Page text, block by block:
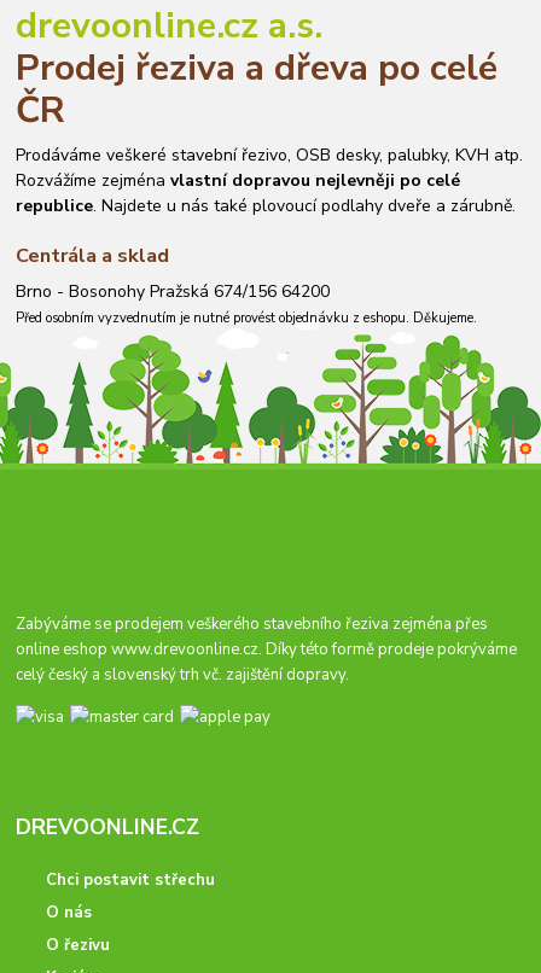
drevoonline.cz a.s.
Prodej řeziva a dřeva po celé
ČR
Prodáváme veškeré stavební řezivo, OSB desky, palubky, KVH atp.
Rozvážíme zejménavlastní dopravou nejlevněji po celé
republice. Najdete u nás také plovoucí podlahy dveře a zárubně.
Centrála a sklad
Brno - Bosonohy Pražská 674/156 64200
Před osobním vyzvednutím je nutné provést objednávku z eshopu. Děkujeme.
Zabýváme se prodejem veškerého stavebního řeziva zejména přes
online eshopwww.drevoonline.cz. Díky této formě prodeje pokrýváme
celý český a slovenský trh vč. zajištění dopravy.
DREVOONLINE.CZ
Chci postavit střechu
O nás
O řezivu